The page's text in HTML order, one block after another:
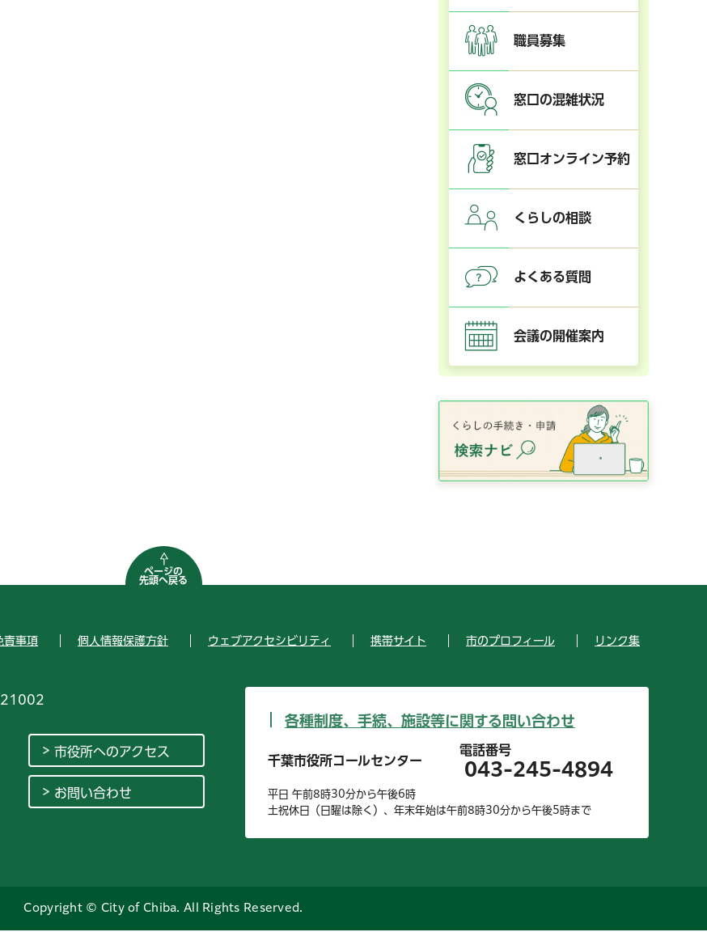
職員募集
窓口の混雑状況
窓口オンライン予約
くらしの相談
よくある質問
会議の開催案内
ページの
先頭へ戻る
責事項 個人情報保護方針 ウェブアクセシビリティ 携帯サイト 市のプロフィール リンク集
市役所へのアクセス
お問い合わせ
各種制度、手続、施設等に関する問い合わせ
千葉市役所コールセンター
電話番号
043-245-4894
平日 午前8時30分から午後6時
土祝休日（日曜は除く）、年末年始は午前8時30分から午後5時まで
Copyright © City of Chiba. All Rights Reserved.